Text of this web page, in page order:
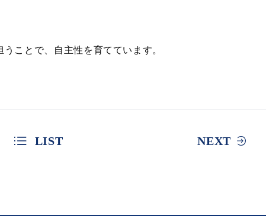
ことで、自主性を育てています。
LIST NEXT